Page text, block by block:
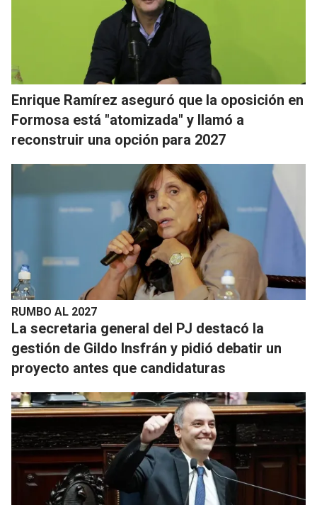
Enrique Ramírez aseguró que la oposición en
Formosa está "atomizada" y llamó a
reconstruir una opción para 2027
RUMBO AL 2027
La secretaria general del PJ destacó la
gestión de Gildo Insfrán y pidió debatir un
proyecto antes que candidaturas